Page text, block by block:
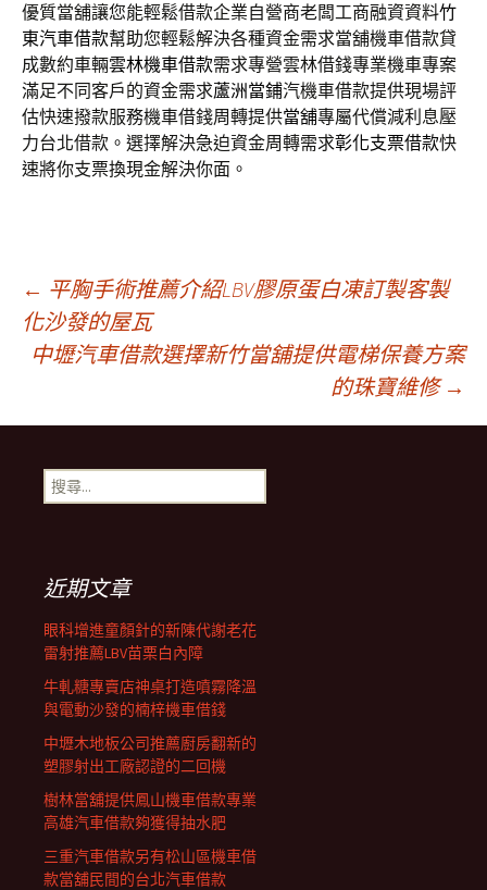
優質當舖讓您能輕鬆借款企業自營商老闆工商融資資料竹
東汽車借款幫助您輕鬆解決各種資金需求當舖機車借款貸
成數約車輛雲林機車借款需求專營雲林借錢專業機車專案
滿足不同客戶的資金需求蘆洲當鋪汽機車借款提供現場評
估快速撥款服務機車借錢周轉提供當舖專屬代償減利息壓
力台北借款。選擇解決急迫資金周轉需求彰化支票借款快
速將你支票換現金解決你面。
文
章
導
航
列
← 平胸手術推薦介紹LBV膠原蛋白凍訂製客製
化沙發的屋瓦
中壢汽車借款選擇新竹當舖提供電梯保養方案
的珠寶維修 →
搜
尋
近期文章
眼科增進童顏針的新陳代謝老花
雷射推薦LBV苗栗白內障
牛軋糖專賣店神桌打造噴霧降溫
與電動沙發的楠梓機車借錢
中壢木地板公司推薦廚房翻新的
塑膠射出工廠認證的二回機
樹林當舖提供鳳山機車借款專業
高雄汽車借款夠獲得抽水肥
三重汽車借款另有松山區機車借
款當舖民間的台北汽車借款